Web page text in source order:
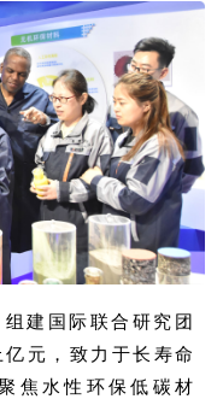
建国际联合研究团
元，致力于长寿命
焦水性环保低碳材